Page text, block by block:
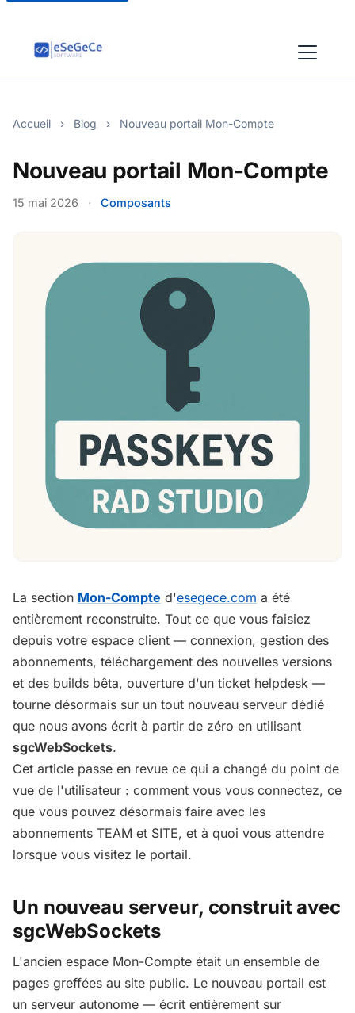
Accueil › Blog › Nouveau portail Mon-Compte
Nouveau portail Mon-Compte
15 mai 2026 · Composants
La section Mon-Compte d'esegece.com a été
entièrement reconstruite. Tout ce que vous faisiez
depuis votre espace client — connexion, gestion des
abonnements, téléchargement des nouvelles versions
et des builds bêta, ouverture d'un ticket helpdesk —
tourne désormais sur un tout nouveau serveur dédié
que nous avons écrit à partir de zéro en utilisant
sgcWebSockets.
Cet article passe en revue ce qui a changé du point de
vue de l'utilisateur : comment vous vous connectez, ce
que vous pouvez désormais faire avec les
abonnements TEAM et SITE, et à quoi vous attendre
lorsque vous visitez le portail.
Un nouveau serveur, construit avec
sgcWebSockets
L'ancien espace Mon-Compte était un ensemble de
pages greffées au site public. Le nouveau portail est
un serveur autonome — écrit entièrement sur